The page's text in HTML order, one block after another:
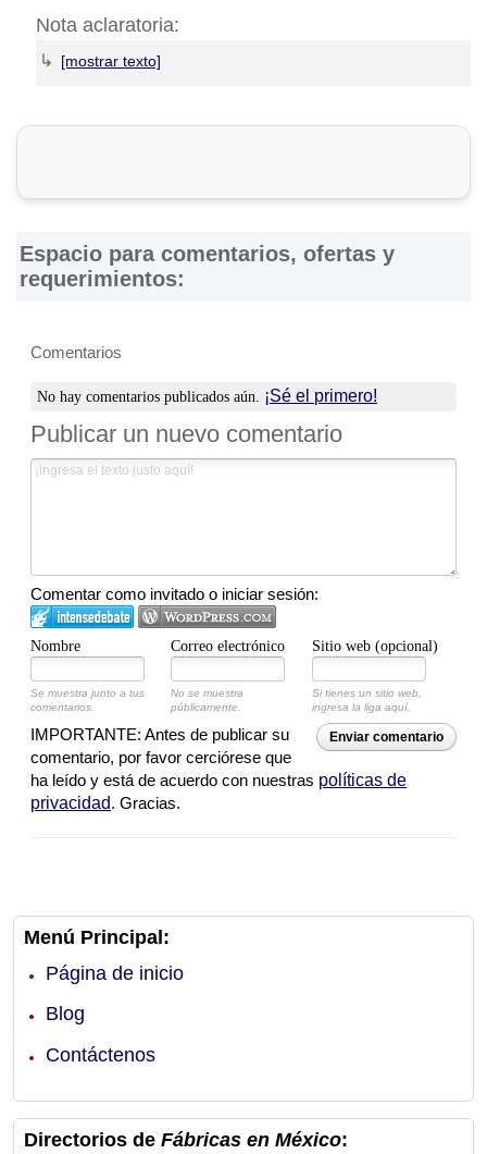
Nota aclaratoria:
↳
información proporcionada en los sitios web de lasFábricas
cumplimiento de los productos y servicios ofrecidos por
de teléfono y otros datos de contacto son referenciales y
están sujetos a cambios e incluso, a posibles errores
durante la elaboración de esta página web.
Espacio para comentarios, ofertas y
requerimientos:
Comentarios
No hay comentarios publicados aún. ¡Sé el primero!
Publicar un nuevo comentario
Comentar como invitado o iniciar sesión:
Nombre Correo electrónico Sitio web (opcional)
Se muestra junto a tus
comentarios.
No se muestra
públicamente.
Si tienes un sitio web,
ingresa la liga aquí.
Enviar comentario
IMPORTANTE: Antes de publicar su
comentario, por favor cerciórese que
ha leído y está de acuerdo con nuestras políticas de
privacidad. Gracias.
Menú Principal:
Página de inicio
Blog
Contáctenos
Directorios de Fábricas en México: